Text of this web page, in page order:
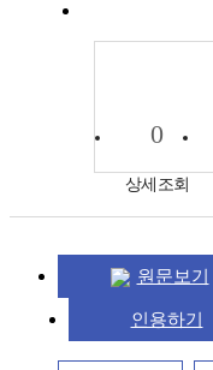
0
상세조회
원문보기
인용하기